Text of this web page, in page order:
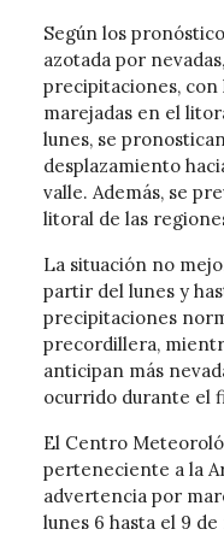
Según los
azotada por
precipitaciones, con
marejadas en el
lunes, se
desplazamiento
valle. Además, se
litoral de las
La situación no
partir del lunes y
precipitaciones
precordillera,
anticipan más
ocurrido durante el
El Centro
perteneciente a la
advertencia por
lunes 6 hasta el 9